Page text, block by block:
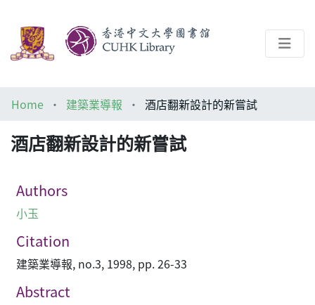
Architecture Library
Home 建築業導報 酒店翻新設計的新嘗試
酒店翻新設計的新嘗試
Authors
小玉
Citation
建築業導報, no.3, 1998, pp. 26-33
Abstract